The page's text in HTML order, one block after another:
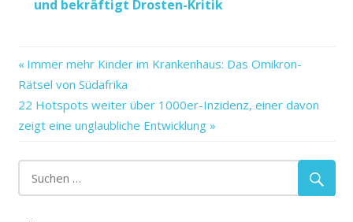
und bekräftigt Drosten-Kritik
Beitragsnavigation
Vorheriger
Beitrag:
Immer mehr Kinder im Krankenhaus: Das Omikron-
Rätsel von Südafrika
Nächster
Beitrag:
22 Hotspots weiter über 1000er-Inzidenz, einer davon
zeigt eine unglaubliche Entwicklung